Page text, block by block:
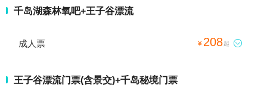
千岛湖森林氧吧+王子谷漂流
成人票 ¥ 208起 
王子谷漂流门票(含景交)+千岛秘境门票